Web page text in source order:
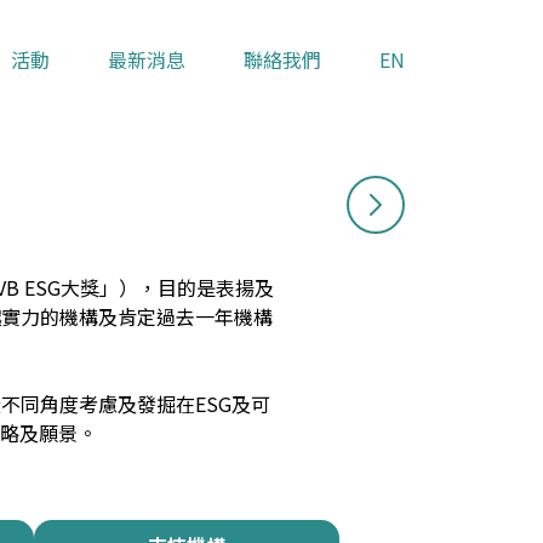
活動 最新消息 聯絡我們 EN
ESG大獎」），目的是表揚及
力的機構及肯定過去一年機構
同角度考慮及發掘在ESG及可
及願景。